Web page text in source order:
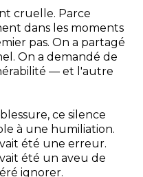
cruelle. Parce
dans les moments
pas. On a partagé
On a demandé de
— et l'autre
ce silence
à une humiliation.
été une erreur.
été un aveu de
ignorer.